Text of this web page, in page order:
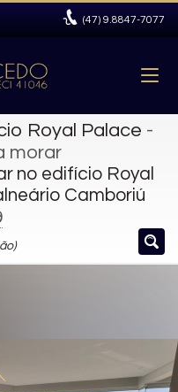
(47) 9.8847-7077
Royal Palace -
morar
no edifício Royal
Camboriú